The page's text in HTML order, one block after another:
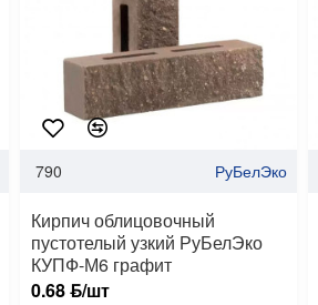
790 РуБелЭко
Кирпич облицовочный
пустотелый узкий РуБелЭко
КУПФ-М6 графит
0.68 ƃ/шт